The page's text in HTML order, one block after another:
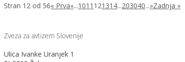
Stran 12 od 56« Prva«...1011 121314...203040...»Zadnja »
Zveza za avtizem Slovenije
Ulica Ivanke Uranjek 1